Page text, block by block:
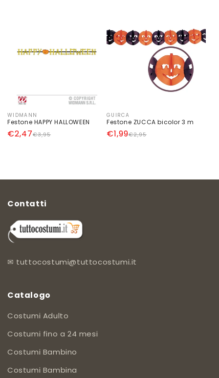
Produttore:
WIDMANN
Festone HAPPY HALLOWEEN
Prezzo€3,95
Prezzo
€2,47
Produttore:
GUIRCA
Festone ZUCCA bicolor 3 m
Prezzo€2,95
Prezzo
€1,99
Contatti
✉ tuttocostumi@tuttocostumi.it
Catalogo
Costumi Adulto
Costumi fino a 24 mesi
Costumi Bambino
Costumi Bambina